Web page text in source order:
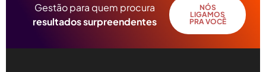
Gestão para quem procura
resultados surpreendentes
NÓS
LIGAMOS
PRA VOCÊ